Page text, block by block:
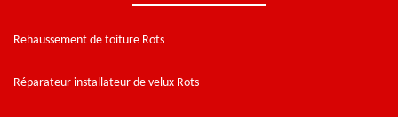
Rehaussement de toiture Rots
Réparateur installateur de velux Rots